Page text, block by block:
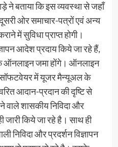
ने बताया कि इस व्यवस्था से जहाँ
ओर समाचार-पत्रों एवं अन्य
में सुविधा प्राप्त होगी।
आदेश प्रदाय किये जा रहे हैं,
ऑनलाइन जमा होंगे। ऑनलाइन
में यूजर मैन्यूअल के
आदान-प्रदान की दृष्टि से
वाले शासकीय निविदा और
जारी किये जा रहे है। साथ ही
निविदा और प्रदर्शन विज्ञापन